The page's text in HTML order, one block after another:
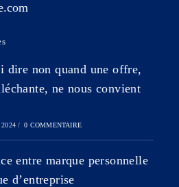
dire non quand une offre,
ne nous convient
/ 0 COMMENTAIRE
entre marque personnelle
d’entreprise